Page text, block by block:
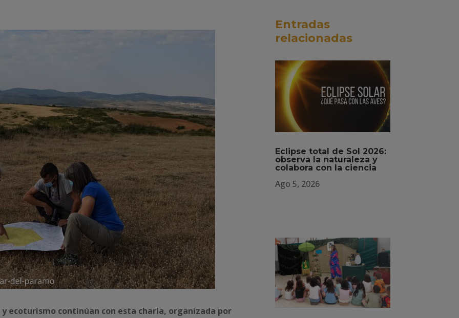
ecoturismo continúan con esta charla, organizada por
Entradas
relacionadas
Eclipse total de Sol 2026:
observa la naturaleza y
colabora con la ciencia
Ago 5, 2026